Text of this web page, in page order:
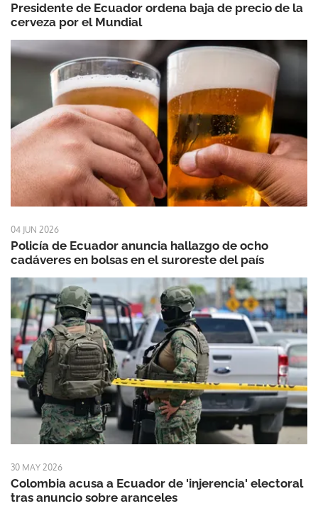
Presidente de Ecuador ordena baja de precio de la
cerveza por el Mundial
04 JUN 2026
Policía de Ecuador anuncia hallazgo de ocho
cadáveres en bolsas en el suroreste del país
30 MAY 2026
Colombia acusa a Ecuador de 'injerencia' electoral
tras anuncio sobre aranceles